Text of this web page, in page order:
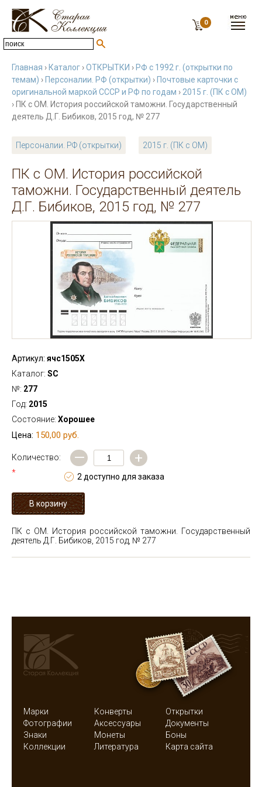
0
Главная › Каталог ›ОТКРЫТКИ › РФ с 1992 г. (открытки по
темам) › Персоналии. РФ (открытки) › Почтовые карточки с
оригинальной маркой СССР и РФ по годам › 2015 г. (ПК с ОМ)
› ПК с ОМ. История российской таможни. Государственный
деятель Д.Г. Бибиков, 2015 год, № 277
Персоналии. РФ (открытки) 2015 г. (ПК с ОМ)
ПК с ОМ. История российской
таможни. Государственный деятель
Д.Г. Бибиков, 2015 год, № 277
Артикул: ячс1505Х
Каталог: SC
№: 277
Год: 2015
Состояние: Хорошее
Цена: 150,00 руб.
Количество:
*
— +
2 доступно для заказа
ПК с ОМ. История российской таможни. Государственный
деятель Д.Г. Бибиков, 2015 год, № 277
Марки Конверты
Открытки
Фотографии
Аксессуары
Документы
Знаки
Монеты
Боны
Коллекции
Литература Карта сайта